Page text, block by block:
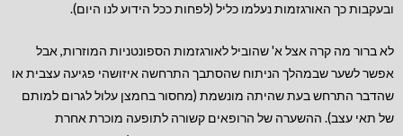
ובעקבות כך האורגזמות נעלמו כליל (לפחות ככל הידוע לנו היום).
לא ברור מה קרה אצל א' שהוביל לאורגזמות הספונטניות המוזרות, אבל
אפשר לשער שבמהלך הניתוח שהסתבך התרחשה איזושהי פגיעה עצבית או
שהדבר התרחש בעת שהיתה מונשמת (מחסור בחמצן עלול לגרום למותם
של תאי עצב). ההשערה של הרופאים קשורה לתופעה מוכרת אחרת